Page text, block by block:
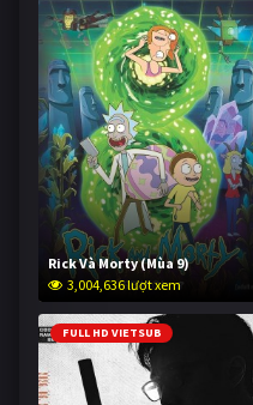
Rick Và Morty (Mùa 9)
3,004,636 lượt xem
FULL HD VIETSUB